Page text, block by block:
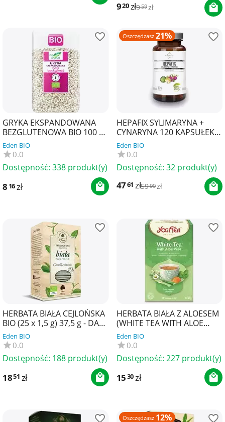
920zł959zł
GRYKA EKSPANDOWANA
BEZGLUTENOWA BIO 100 g -
BIO PLANET
Eden BIO
0.0
Dostępność: 338 produkt(y)
8 16 zł
Oszczędzasz 21%
HEPAFIX SYLIMARYNA +
CYNARYNA 120 KAPSUŁEK -
SOUL FARM
Eden BIO
0.0
Dostępność: 32 produkt(y)
4761 zł5990zł
HERBATA BIAŁA CEJLOŃSKA
BIO (25 x 1,5 g) 37,5 g - DARY
NATURY
Eden BIO
0.0
Dostępność: 188 produkt(y)
1851 zł
HERBATA BIAŁA Z ALOESEM
(WHITE TEA WITH ALOE
VERA) BIO (17 x 1,8 g) 30,6 g
- YOGI TEA
Eden BIO
0.0
Dostępność: 227 produkt(y)
1530 zł
Oszczędzasz 12%